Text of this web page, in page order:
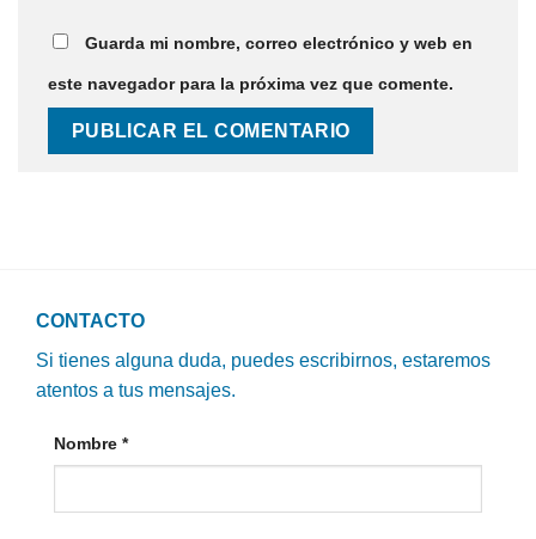
Guarda mi nombre, correo electrónico y web en
este navegador para la próxima vez que comente.
CONTACTO
Si tienes alguna duda, puedes escribirnos, estaremos
atentos a tus mensajes.
Nombre *